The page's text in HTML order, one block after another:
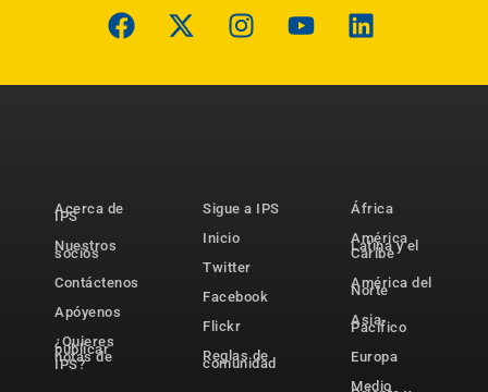
Acerca de
IPS
Nuestros
socios
Contáctenos
Apóyenos
¿Quieres
publicar
notas de
IPS?
Sigue a IPS
Inicio
Twitter
Facebook
Flickr
Reglas de
comunidad
África
América
Latina y el
Caribe
América del
Norte
Asia-
Pacífico
Europa
Medio